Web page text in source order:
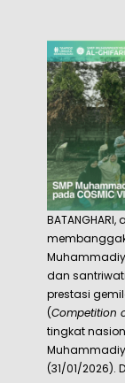
dan
prestasi
(Competition
tingkat
(31/01/2026).